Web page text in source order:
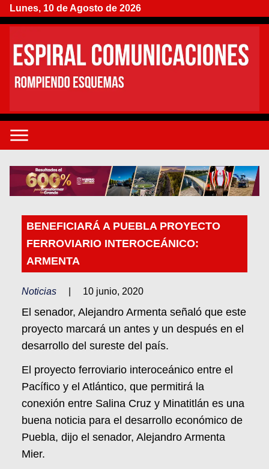
Lunes, 10 de Agosto de 2026
BENEFICIARÁ A PUEBLA PROYECTO
FERROVIARIO INTEROCEÁNICO:
ARMENTA
Noticias 10 junio, 2020
El senador, Alejandro Armenta señaló que este
proyecto marcará un antes y un después en el
desarrollo del sureste del país.
El proyecto ferroviario interoceánico entre el
Pacífico y el Atlántico, que permitirá la
conexión entre Salina Cruz y Minatitlán es una
buena noticia para el desarrollo económico de
Puebla, dijo el senador, Alejandro Armenta
Mier.